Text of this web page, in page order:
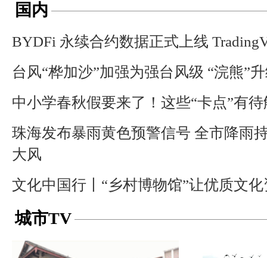
国内
BYDFi 永续合约数据正式上线
台风“桦加沙”加强为强台风级 “浣熊”
中小学春秋假要来了！这些“卡点”有
珠海发布暴雨黄色预警信号 全市降雨
大风
文化中国行丨“乡村博物馆”让优质文
城市TV